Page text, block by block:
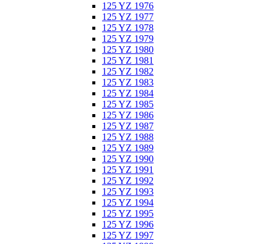
125 YZ 1976
125 YZ 1977
125 YZ 1978
125 YZ 1979
125 YZ 1980
125 YZ 1981
125 YZ 1982
125 YZ 1983
125 YZ 1984
125 YZ 1985
125 YZ 1986
125 YZ 1987
125 YZ 1988
125 YZ 1989
125 YZ 1990
125 YZ 1991
125 YZ 1992
125 YZ 1993
125 YZ 1994
125 YZ 1995
125 YZ 1996
125 YZ 1997